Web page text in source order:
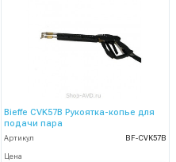
Bieffe CVK57B Рукоятка-копье для
подачи пара
Артикул BF-CVK57B
Цена